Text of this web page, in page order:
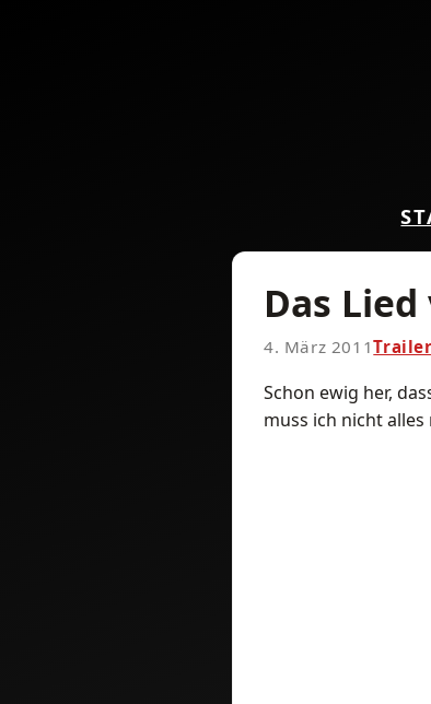
Das
4. März 2011Trailer
Schon ewig her,
muss ich nicht alles